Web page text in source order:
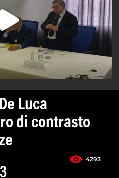
Luca
di contrasto
4293